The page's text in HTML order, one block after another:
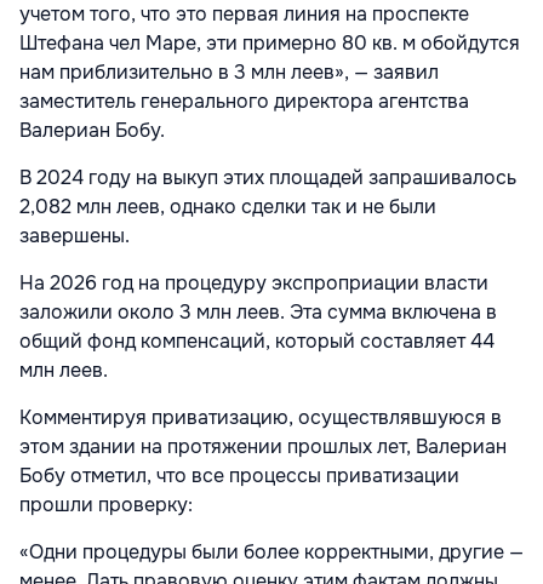
учетом того, что это первая линия на проспекте
Штефана чел Маре, эти примерно 80 кв. м обойдутся
нам приблизительно в 3 млн леев», — заявил
заместитель генерального директора агентства
Валериан Бобу.
В 2024 году на выкуп этих площадей запрашивалось
2,082 млн леев, однако сделки так и не были
завершены.
На 2026 год на процедуру экспроприации власти
заложили около 3 млн леев. Эта сумма включена в
общий фонд компенсаций, который составляет 44
млн леев.
Комментируя приватизацию, осуществлявшуюся в
этом здании на протяжении прошлых лет, Валериан
Бобу отметил, что все процессы приватизации
прошли проверку:
«Одни процедуры были более корректными, другие —